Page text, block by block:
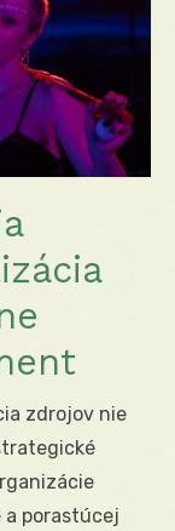
zdrojov nie
porastúcej